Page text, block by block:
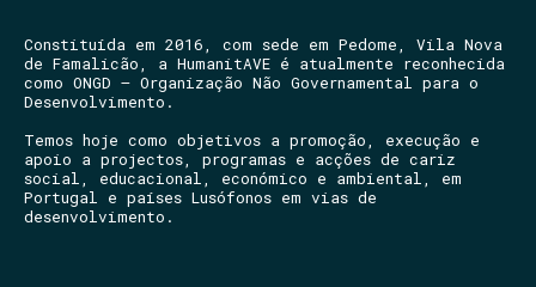
Constituída em 2016, com sede em Pedome, Vila Nova
de Famalicão, a HumanitAVE é atualmente reconhecida
como ONGD – Organização Não Governamental para o
Desenvolvimento.
Temos hoje como objetivos a promoção, execução e
apoio a projectos, programas e acções de cariz
social, educacional, económico e ambiental, em
Portugal e países Lusófonos em vias de
desenvolvimento.